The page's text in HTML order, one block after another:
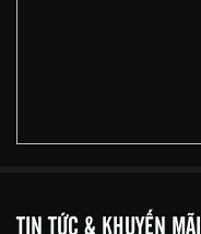
TIN TỨC & KHUYẾN MÃI